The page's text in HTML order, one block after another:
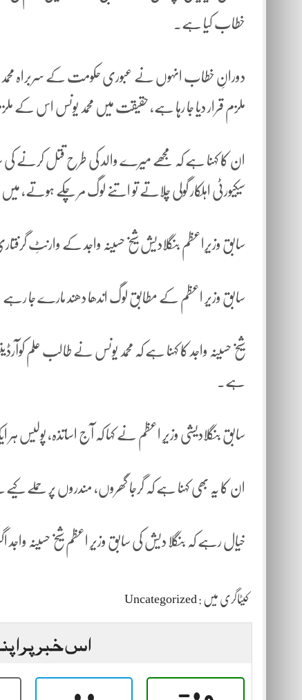
خطاب کیا ہے۔
دورانِ خطاب انہوں نے عبوری حکومت کے سربراہ محمد
ملزم قرار دیا جا رہا ہے، حقیقت میں محمد یونس اس کے ملزم
ان کا کہنا ہے کہ مجھے میرے والد کی طرح قتل کرنے کی
سیکیورٹی اہلکار گولی چلاتے تو اتنے لوگ مر چکے ہوتے،
سابق وزیرِاعظم بنگلادیش شیخ حسینہ واجد کے وارنٹِ
سابق وزیر اعظم کے مطابق لوگ اندھا دھند مارے جا
شیخ حسینہ واجد کا کہنا ہے کہ محمد یونس نے طالب علم
ہے۔
سابق بنگلادیشی وزیرِ اعظم نے کہا کہ آج اساتذہ،
ان کا یہ بھی کہنا ہے کہ گرجا گھروں، مندروں پر حملے کیے
خیال رہے کہ بنگلا دیش کی سابق وزیرِ اعظم شیخ حسینہ
کیٹاگری میں : Uncategorized
اس خبر پر